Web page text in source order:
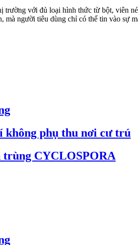
trường với đủ loại hình thức từ bột, viên
mà người tiêu dùng chỉ có thể tin vào sự
không phụ thu nơi cư trú
trùng CYCLOSPORA